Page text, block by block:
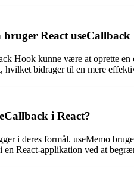
React useCallback
Hook kunne være at oprette
bidrager til en mere
i React?
i deres formål. useMemo
React-applikation ved at